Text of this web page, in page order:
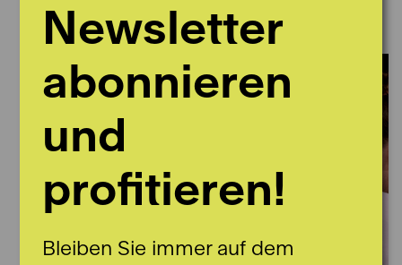
Newsletter
abonnieren
und
profitieren!
Bleiben Sie immer auf dem